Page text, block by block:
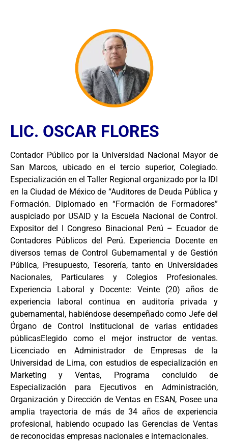
LIC. OSCAR FLORES
Contador Público por la Universidad Nacional Mayor de
San Marcos, ubicado en el tercio superior, Colegiado.
Especialización en el Taller Regional organizado por la IDI
en la Ciudad de México de “Auditores de Deuda Pública y
Formación. Diplomado en “Formación de Formadores”
auspiciado por USAID y la Escuela Nacional de Control.
Expositor del I Congreso Binacional Perú – Ecuador de
Contadores Públicos del Perú. Experiencia Docente en
diversos temas de Control Gubernamental y de Gestión
Pública, Presupuesto, Tesorería, tanto en Universidades
Nacionales, Particulares y Colegios Profesionales.
Experiencia Laboral y Docente: Veinte (20) años de
experiencia laboral continua en auditoría privada y
gubernamental, habiéndose desempeñado como Jefe del
Órgano de Control Institucional de varias entidades
públicasElegido como el mejor instructor de ventas.
Licenciado en Administrador de Empresas de la
Universidad de Lima, con estudios de especialización en
Marketing y Ventas, Programa concluido de
Especialización para Ejecutivos en Administración,
Organización y Dirección de Ventas en ESAN, Posee una
amplia trayectoria de más de 34 años de experiencia
profesional, habiendo ocupado las Gerencias de Ventas
de reconocidas empresas nacionales e internacionales.